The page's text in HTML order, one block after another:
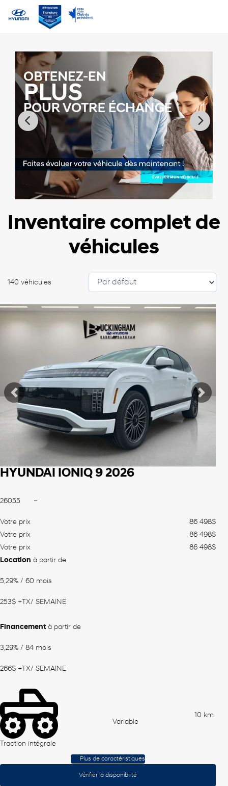
Inventaire complet de
véhicules
140 véhicules
Afficher 19 images en plus
Précédent
HYUNDAI IONIQ 9 2026
26055 –
Votre prix 86 498$
Votre prix
86 498$
Votre prix
86 498$
Location à partir de
5,29% / 60 mois
253$ +TX/ SEMAINE
Financement à partir de
3,29% / 84 mois
266$ +TX/ SEMAINE
Traction intégrale
Variable
10 km
Plus de caractéristiques
Vérifier la disponibilité